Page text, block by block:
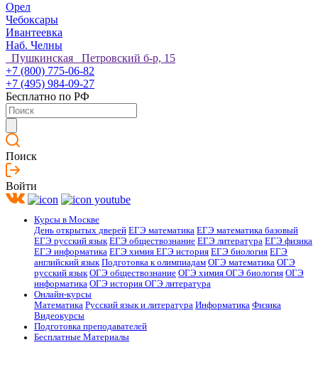
Орел
Чебоксары
Ивантеевка
Наб. Челны
Пушкинская Петровский б-р, 15
+7 (800) 775-06-82
+7 (495) 984-09-27
Бесплатно по РФ
Поиск
Войти
Курсы в Москве
День открытых дверей ЕГЭ математика ЕГЭ математика базовый
ЕГЭ русский язык ЕГЭ обществознание ЕГЭ литература ЕГЭ физика
ЕГЭ информатика ЕГЭ химия ЕГЭ история ЕГЭ биология ЕГЭ
английский язык Подготовка к олимпиадам ОГЭ математика ОГЭ
русский язык ОГЭ обществознание ОГЭ химия ОГЭ биология ОГЭ
информатика ОГЭ история ОГЭ литература
Онлайн-курсы
Математика Русский язык и литература Информатика Физика
Видеокурсы
Подготовка преподавателей
Бесплатные Материалы